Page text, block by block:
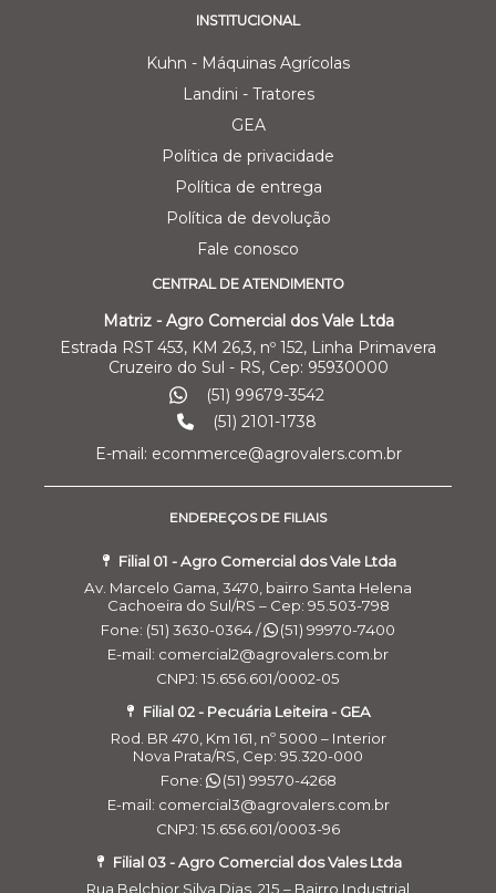
INSTITUCIONAL
Kuhn - Máquinas Agrícolas
Landini - Tratores
GEA
Política de privacidade
Política de entrega
Política de devolução
Fale conosco
CENTRAL DE ATENDIMENTO
Matriz - Agro Comercial dos Vale Ltda
Estrada RST 453, KM 26,3, nº 152, Linha Primavera
Cruzeiro do Sul - RS, Cep: 95930000
(51) 99679-3542
(51) 2101-1738
E-mail: ecommerce@agrovalers.com.br
ENDEREÇOS DE FILIAIS
Filial 01 - Agro Comercial dos Vale Ltda
Av. Marcelo Gama, 3470, bairro Santa Helena
Cachoeira do Sul/RS – Cep: 95.503-798
Fone: (51) 3630-0364 /
(51) 99970-7400
E-mail: comercial2@agrovalers.com.br
CNPJ: 15.656.601/0002-05
Filial 02 - Pecuária Leiteira - GEA
Rod. BR 470, Km 161, nº 5000 – Interior
Nova Prata/RS, Cep: 95.320-000
Fone:
(51) 99570-4268
E-mail: comercial3@agrovalers.com.br
CNPJ: 15.656.601/0003-96
Filial 03 - Agro Comercial dos Vales Ltda
Rua Belchior Silva Dias, 215 – Bairro Industrial
a gente usa cookies para personalizar anúncios e melhorar a
sua experiência no site. Ao continuar navegando, você concorda com a